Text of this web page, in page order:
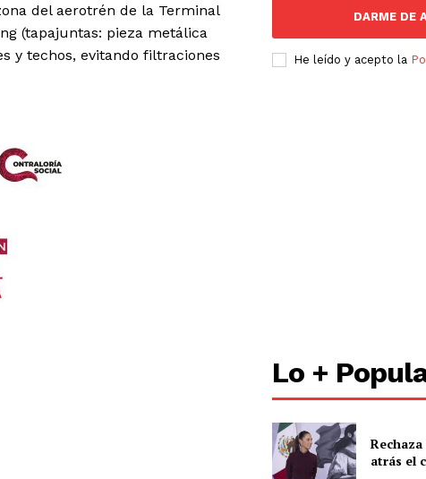
del aerotrén de la Terminal
(tapajuntas: pieza metálica
y techos, evitando filtraciones
DARME DE
He leído y acepto la
Lo +
atrás el